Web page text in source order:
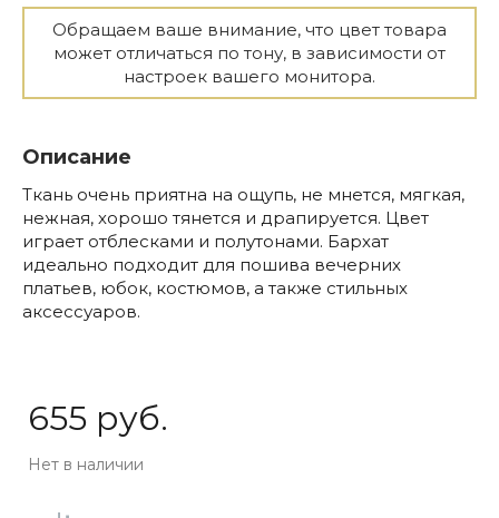
Обращаем ваше внимание, что цвет товара
может отличаться по тону, в зависимости от
настроек вашего монитора.
Описание
Ткань очень приятна на ощупь, не мнется, мягкая,
нежная, хорошо тянется и драпируется. Цвет
играет отблесками и полутонами. Бархат
идеально подходит для пошива вечерних
платьев, юбок, костюмов, а также стильных
аксессуаров.
655 руб.
Нет в наличии